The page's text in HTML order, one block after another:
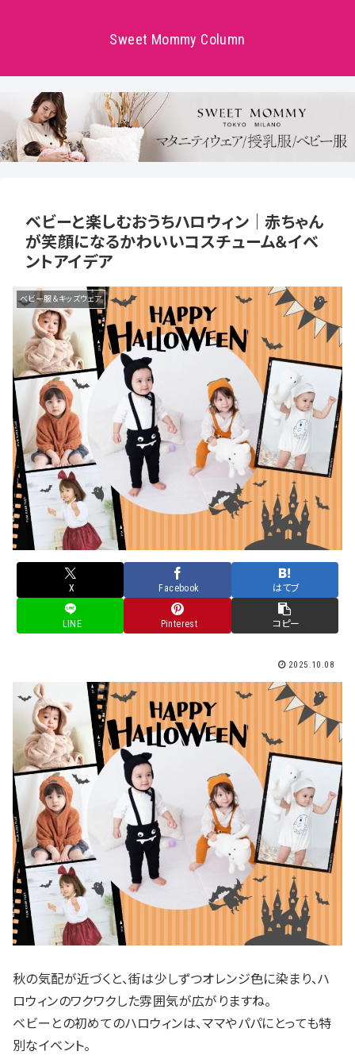
Sweet Mommy Column
ベビーと楽しむおうちハロウィン｜赤ちゃん
が笑顔になるかわいいコスチューム＆イベ
ントアイデア
ベビー服＆キッズウェア
X Facebook はてブ
LINE Pinterest コピー
2025.10.08
秋の気配が近づくと、街は少しずつオレンジ色に染まり、ハ
ロウィンのワクワクした雰囲気が広がりますね。
ベビーとの初めてのハロウィンは、ママやパパにとっても特
別なイベント。